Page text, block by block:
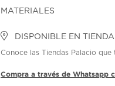
MATERIALES
DISPONIBLE EN TIENDA
Conoce las Tiendas Palacio
Compra a través de Whatsapp